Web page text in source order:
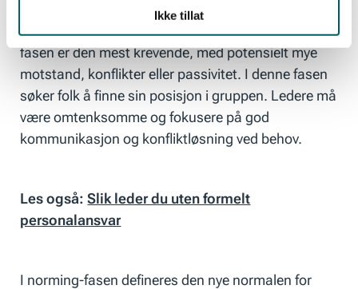
Ikke tillat
kjennetegnet av mye usikkerhet. Her gjelder det å
være tydelig, bli kjent og skape trygghet. Storming-
fasen er den mest krevende, med potensielt mye
motstand, konflikter eller passivitet. I denne fasen
søker folk å finne sin posisjon i gruppen. Ledere må
være omtenksomme og fokusere på god
kommunikasjon og konfliktløsning ved behov.
Les også:Slik leder du uten formelt
personalansvar
I norming-fasen defineres den nye normalen for